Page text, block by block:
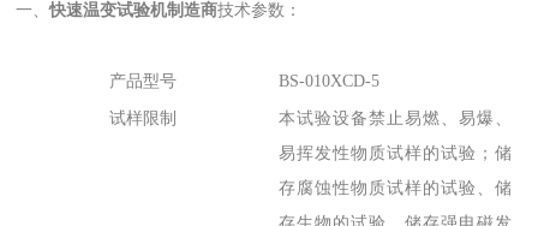
一、快速温变试验机制造商技术参数：
产品型号 BS-010XCD-5
试样限制
本试验设备禁止易燃、易爆、
易挥发性物质试样的试验；储
存腐蚀性物质试样的试验、储